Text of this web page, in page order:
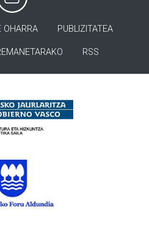
OHARRA PUBLIZITATEA
RSS